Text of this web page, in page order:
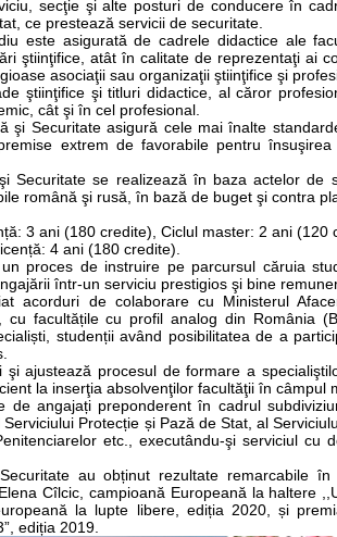
secţie şi alte posturi de conducere în
ce prestează servicii de securitate.
este asigurată de cadrele didactice ale
ştiinţifice, atât în calitate de reprezentaţi ai
asociaţii sau organizaţii ştiinţifice şi
ştiinţifice şi titluri didactice, al căror
cât şi în cel profesional.
şi Securitate asigură cele mai înalte
extrem de favorabile pentru însuşirea
Securitate se realizează în baza actelor de
română şi rusă, în bază de buget şi contra
3 ani (180 credite), Ciclul master: 2 ani (120
4 ani (180 credite).
proces de instruire pe parcursul căruia
într-un serviciu prestigios şi bine
acorduri de colaborare cu Ministerul
cu facultățile cu profil analog din România
studenții având posibilitatea de a
şi ajustează procesul de formare a
la inserţia absolvenţilor facultăţii în câmpul
de angajați preponderent în cadrul
Protecție și Pază de Stat, al
etc., executându-şi serviciul cu
au obținut rezultate remarcabile
Cîlcic, campioană Europeană la haltere
la lupte libere, ediția 2020, și
ediția 2019.